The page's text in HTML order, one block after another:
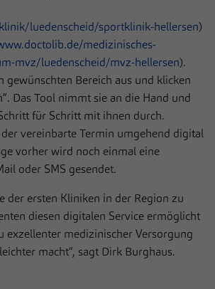
luedenscheid/sportklinik-hellersen)
medizinisches-
mvz/luedenscheid/mvz-hellersen).
gewünschten Bereich aus und klicken
Das Tool nimmt sie an die Hand und
für Schritt mit ihnen durch.
vereinbarte Termin umgehend digital
vorher wird noch einmal eine
oder SMS gesendet.
der ersten Kliniken in der Region zu
diesen digitalen Service ermöglicht
exzellenter medizinischer Versorgung
macht“, sagt Dirk Burghaus.